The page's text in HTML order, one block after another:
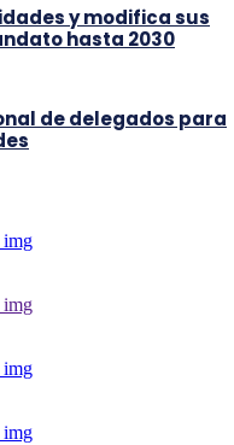
y modifica sus
hasta 2030
de delegados para